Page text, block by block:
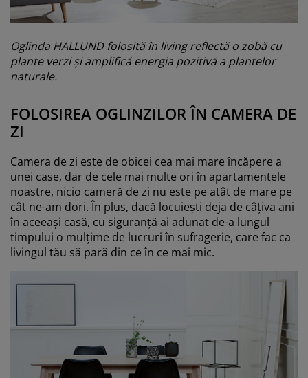
Oglinda HALLUND folosită în living reflectă o zobă cu
plante verzi și amplifică energia pozitivă a plantelor
naturale.
FOLOSIREA OGLINZILOR ÎN CAMERA DE
ZI
Camera de zi este de obicei cea mai mare încăpere a
unei case, dar de cele mai multe ori în apartamentele
noastre, nicio cameră de zi nu este pe atât de mare pe
cât ne-am dori. În plus, dacă locuiești deja de câțiva ani
în aceeași casă, cu siguranță ai adunat de-a lungul
timpului o mulțime de lucruri în sufragerie, care fac ca
livingul tău să pară din ce în ce mai mic.